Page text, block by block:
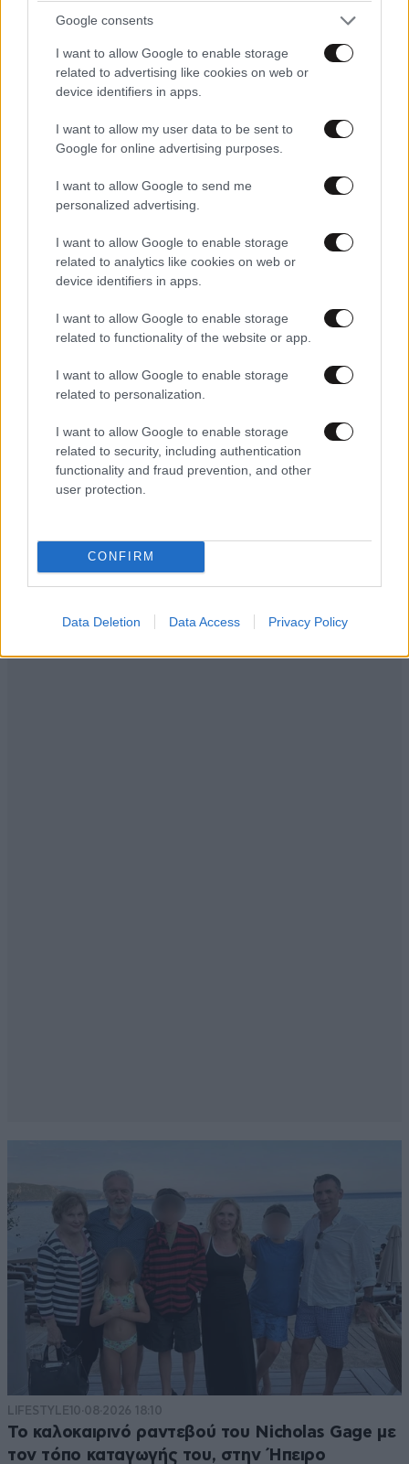
Google consents
I want to allow Google to enable storage
related to advertising like cookies on web or
device identifiers in apps.
I want to allow my user data to be sent to
Google for online advertising purposes.
I want to allow Google to send me
personalized advertising.
I want to allow Google to enable storage
related to analytics like cookies on web or
device identifiers in apps.
I want to allow Google to enable storage
related to functionality of the website or app.
I want to allow Google to enable storage
related to personalization.
I want to allow Google to enable storage
related to security, including authentication
functionality and fraud prevention, and other
user protection.
CONFIRM
Data Deletion Data Access Privacy Policy
TRENDING
Αναστάτωση στα τουρκικά ΜΜΕ: «Το Ισραήλ θα
στήσει συμμαχία επτά χωρών απέναντι σε
Τουρκία, Σαουδική Αραβία και Πακιστάν»
LIFESTYLE10·08·2026 18:10
Το καλοκαιρινό ραντεβού του Nicholas Gage με
τον τόπο καταγωγής του, στην Ήπειρο